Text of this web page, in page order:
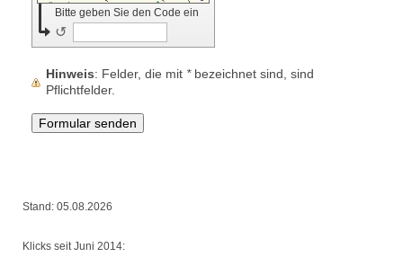
Bitte geben Sie den Code ein
↺
Hinweis : Felder, die mit *bezeichnet sind, sind
Pflichtfelder.
Stand: 05.08.2026
Klicks seit Juni 2014: